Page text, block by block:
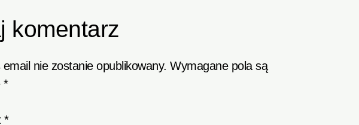
komentarz
nie zostanie opublikowany. Wymagane pola są
*
*